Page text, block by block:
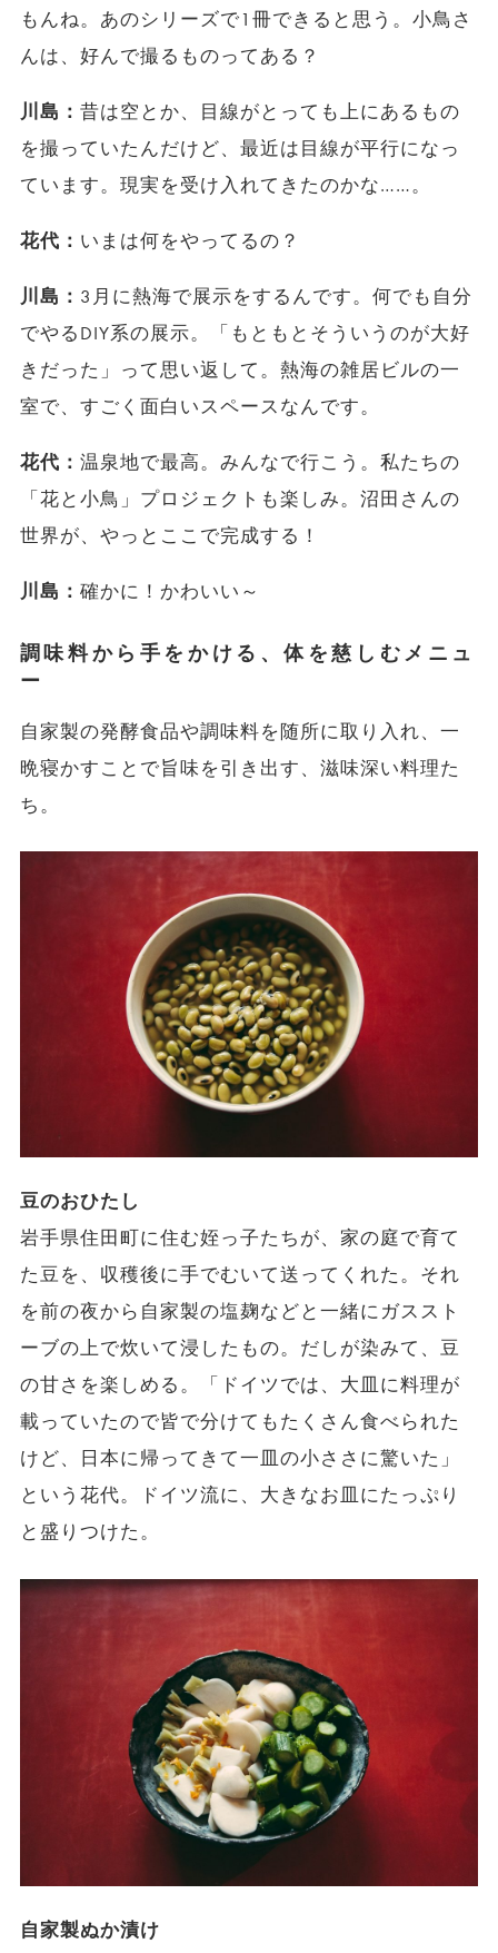
もんね。あのシリーズで1冊できると思う。小鳥さ
んは、好んで撮るものってある？
川島： 昔は空とか、目線がとっても上にあるもの
を撮っていたんだけど、最近は目線が平行になっ
ています。現実を受け入れてきたのかな……。
花代： いまは何をやってるの？
川島： 3月に熱海で展示をするんです。何でも自分
でやるDIY系の展示。「もともとそういうのが大好
きだった」って思い返して。熱海の雑居ビルの一
室で、すごく面白いスペースなんです。
花代： 温泉地で最高。みんなで行こう。私たちの
「花と小鳥」プロジェクトも楽しみ。沼田さんの
世界が、やっとここで完成する！
川島： 確かに！かわいい～
調味料から手をかける、体を慈しむメニュ
ー
自家製の発酵食品や調味料を随所に取り入れ、一
晩寝かすことで旨味を引き出す、滋味深い料理た
ち。
豆のおひたし
岩手県住田町に住む姪っ子たちが、家の庭で育て
た豆を、収穫後に手でむいて送ってくれた。それ
を前の夜から自家製の塩麹などと一緒にガススト
ーブの上で炊いて浸したもの。だしが染みて、豆
の甘さを楽しめる。「ドイツでは、大皿に料理が
載っていたので皆で分けてもたくさん食べられた
けど、日本に帰ってきて一皿の小ささに驚いた」
という花代。ドイツ流に、大きなお皿にたっぷり
と盛りつけた。
自家製ぬか漬け